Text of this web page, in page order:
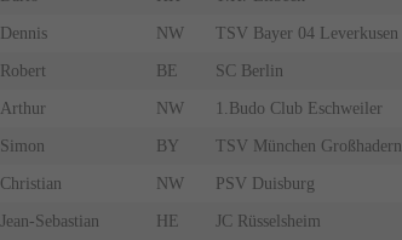
Dennis NW TSV Bayer 04 Leverkusen
Robert BE SC Berlin
Arthur NW 1.Budo Club Eschweiler
Simon BY TSV München Großhadern
Christian NW PSV Duisburg
Jean-Sebastian HE JC Rüsselsheim